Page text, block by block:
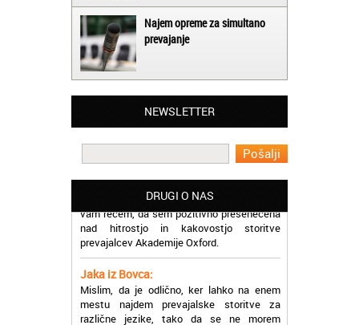
Najem opreme za simultano
prevajanje
NEWSLETTER
DRUGI O NAS
Matjaž iz Ajdovščine:
Lahko pohvalim vse zaposlene v Akademiji
Oxford, ker so resnično profesionalni in
prevajalske storitve opravljajo hitro in
Martina iz Bleda:
Potrebovala sem prevajanje iz
nad hitrostjo in kakovostjo storitve
prevajalcev Akademije Oxford.
Jaka iz Bovca:
Mislim, da je odlično, ker lahko na enem
mestu najdem prevajalske storitve za
različne jezike, tako da se ne morem
sprehajati od prevajalca do prevajalca.